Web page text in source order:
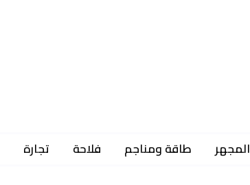
المجهر طاقة ومناجم فلاحة تجارة